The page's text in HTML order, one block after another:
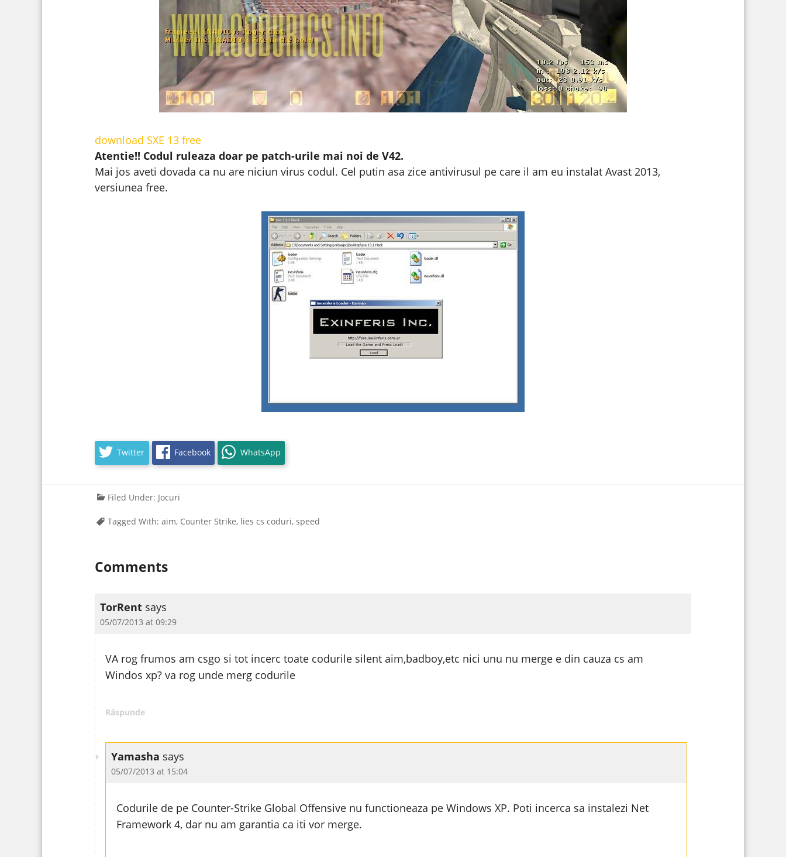
download SXE 13 free
Atentie!! Codul ruleaza doar pe patch-urile mai noi de V42.
Mai jos aveti dovada ca nu are niciun virus codul. Cel putin asa zice antivirusul pe care il am eu instalat Avast 2013,
versiunea free.
Twitter Facebook WhatsApp
Filed Under: Jocuri
Tagged With: aim, Counter Strike, lies cs coduri, speed
Comments
TorRent says
05/07/2013 at 09:29
VA rog frumos am csgo si tot incerc toate codurile silent aim,badboy,etc nici unu nu merge e din cauza cs am
Windos xp? va rog unde merg codurile
Răspunde
Yamasha says
05/07/2013 at 15:04
Codurile de pe Counter-Strike Global Offensive nu functioneaza pe Windows XP. Poti incerca sa instalezi Net
Framework 4, dar nu am garantia ca iti vor merge.